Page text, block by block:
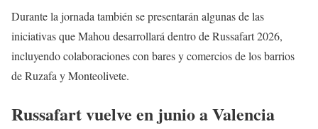
Durante la jornada también se presentarán algunas de las
iniciativas que Mahou desarrollará dentro de Russafart 2026,
incluyendo colaboraciones con bares y comercios de los barrios
de Ruzafa y Monteolivete.
Russafart vuelve en junio a Valencia